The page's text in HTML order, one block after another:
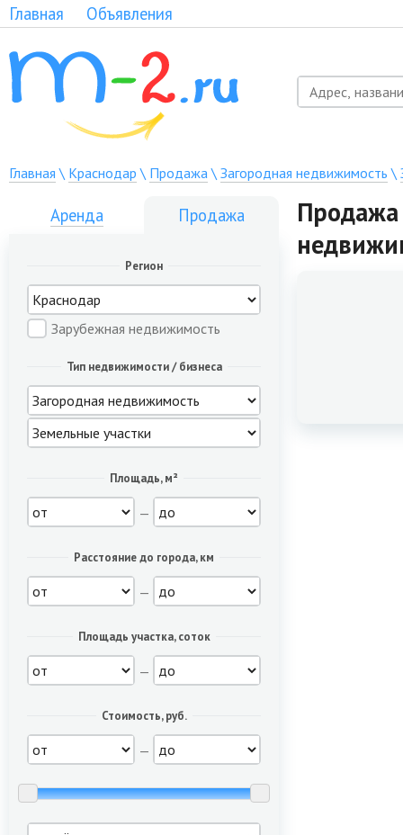
Главная Объявления
Главная \ Краснодар \ Продажа\ Загородная недвижимость \
Аренда Продажа
Регион
Зарубежная недвижимость
Тип недвижимости / бизнеса
Площадь, м²
—
Расстояние до города, км
—
Площадь участка, соток
—
Стоимость, руб.
—
Продажа